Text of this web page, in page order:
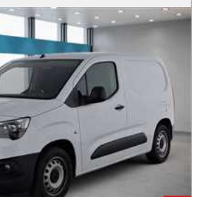
Combo
Kasten
Combo
Kasten
Edition
Diesel